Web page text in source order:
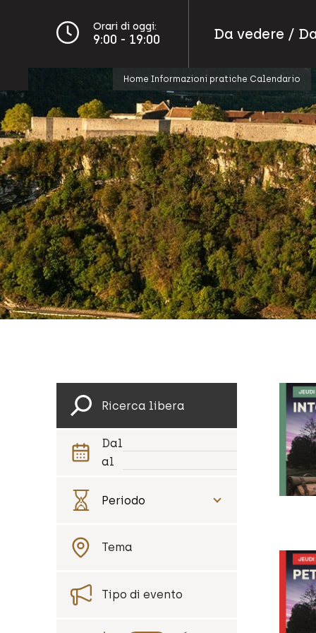
Orari di oggi:
9:00 - 19:00 Da vedere /
Home Informazioni pratiche Calendario
Dal
al
Tema
Tipo di evento